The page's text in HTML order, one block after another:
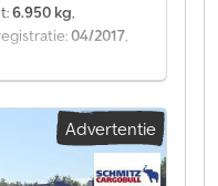
6.950 kg,
04/2017
vindt u een
Heeft u
Wij
Advertentie